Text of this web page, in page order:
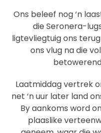
Ons beleef nog ‘n
die Seronera-
ligtevliegtuig ons
ons vlug na die
Laatmiddag vertrek
net ‘n uur later land
By aankoms word
plaaslike